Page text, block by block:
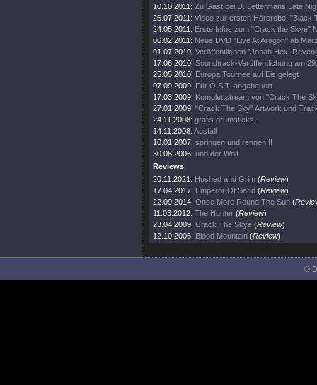
10.10.2011: Zu Gast bei D. Lettermans Late
26.07.2011: Video zur ersten Hörprobe: "Black
24.05.2011: Erste Infos zum "Crack the Skye"
06.02.2011: Neue DVD "Live At Aragon" ab
01.07.2010: Veröffentlichen "Jonah Hex:
17.06.2010: Soundtrack-Veröffentlichung am
25.05.2010: Europa Tournee auf Eis gelegt
07.09.2009: Für O.S.T. angeheuert
17.03.2009: Komplettstream von "Crack The
27.01.2009: "Crack The Sky" Artwork und
24.11.2008: gratis drumsticks...
14.11.2008: Ausfall
10.01.2007: springen und rennen!!!
30.08.2006: und der Wolf
Reviews
20.11.2021: Hushed and Grim (Review)
17.04.2017: Emperor Of Sand (Review)
22.09.2014: Once More Round The Sun (
11.03.2012: The Hunter (Review)
23.04.2009: Crack The Skye (Review)
12.10.2006: Blood Mountain (Review)
©